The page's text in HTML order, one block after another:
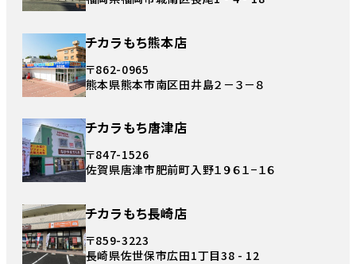
チカラもち熊本店
〒862-0965
熊本県熊本市南区田井島２－３－８
チカラもち唐津店
〒847-1526
佐賀県唐津市肥前町入野１９６１−１６
チカラもち長崎店
〒859-3223
長崎県佐世保市広田1丁目38 - 12